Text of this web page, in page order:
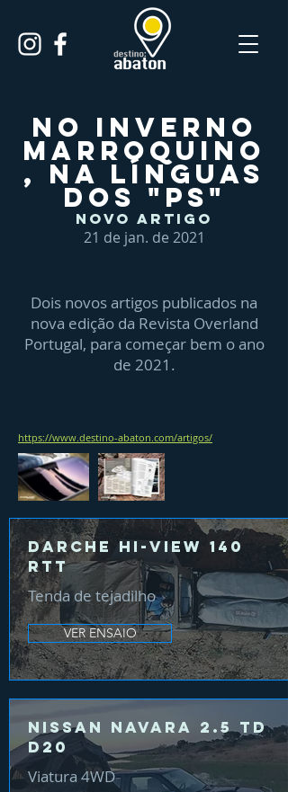
No inverno
marroquino
, na línguas
dos "Ps"
Novo Artigo
21 de jan. de 2021
Dois novos artigos publicados na
nova edição da Revista Overland
Portugal, para começar bem o ano
de 2021.
https://www.destino-abaton.com/artigos/
Darche Hi-View 140
RTT
Tenda de tejadilho
VER ENSAIO
Nissan Navara 2.5 TD
D20
Viatura 4WD